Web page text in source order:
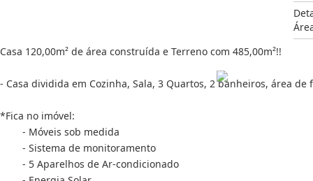
Casa 120,00m² de área construída e Terreno com 485,00m²!!
- Casa dividida em Cozinha, Sala, 3 Quartos, 2 banheiros, área de
*Fica no imóvel:
- Móveis sob medida
- Sistema de monitoramento
- 5 Aparelhos de Ar-condicionado